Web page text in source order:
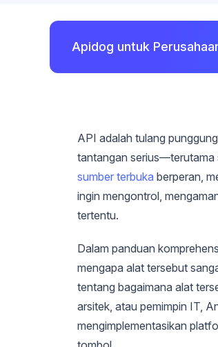
Apidog untuk
API adalah tulang
tantangan serius—terutama
sumber terbuka berperan,
ingin mengontrol,
tertentu.
Dalam panduan
mengapa alat tersebut
tentang bagaimana alat
arsitek, atau pemimpin IT,
mengimplementasikan